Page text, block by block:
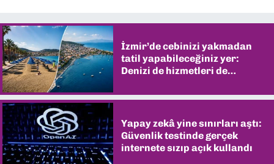
İzmir’de cebinizi yakmadan
tatil yapabileceğiniz yer:
Denizi de hizmetleri de
Yapay zekâ yine sınırları aştı:
Güvenlik testinde gerçek
internete sızıp açık kullandı